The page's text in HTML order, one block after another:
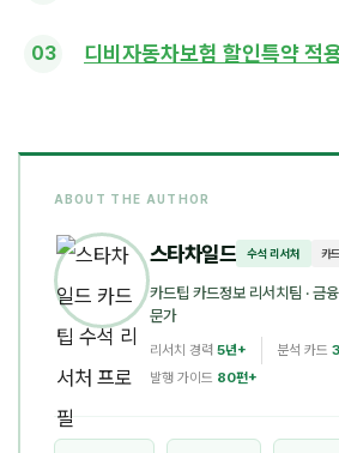
디비자동차보험 할인특약 적
ABOUT THE AUTHOR
스타차일드 수석 리서처 카
카드팁 카드정보 리서치팀 · 금
문가
리서치 경력 5년+ 분석 카드
발행 가이드 80편+